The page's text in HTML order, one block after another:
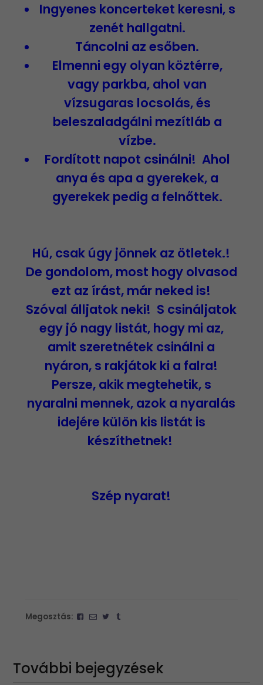
Ingyenes koncerteket keresni, s
zenét hallgatni.
Táncolni az esőben.
Elmenni egy olyan köztérre,
vagy parkba, ahol van
vízsugaras locsolás, és
beleszaladgálni mezítláb a
vízbe.
Fordított napot csinálni! Ahol
anya és apa a gyerekek, a
gyerekek pedig a felnőttek.
Hú, csak úgy jönnek az ötletek.!
De gondolom, most hogy olvasod
ezt az írást, már neked is!
Szóval álljatok neki! S csináljatok
egy jó nagy listát,hogy mi az,
amit szeretnétek csinálni a
nyáron, s rakjátok ki a falra!
Persze, akik megtehetik, s
nyaralni mennek, azok a nyaralás
idejére külön kis listát is
készíthetnek!
Szép nyarat!
Megosztás:
További bejegyzések